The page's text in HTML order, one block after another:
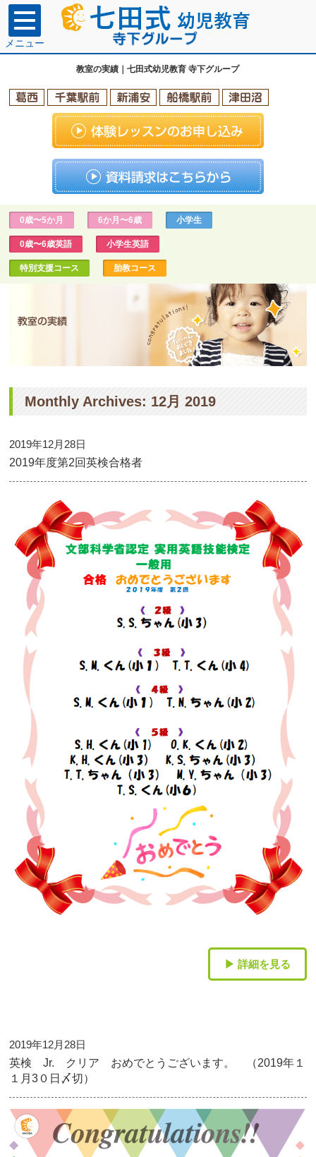
教室の実績｜七田式幼児教育 寺下グループ
メニュー
0歳〜5か月 6か月〜6歳 小学生
0歳〜6歳英語 小学生英語
特別支援コース 胎教コース
Monthly Archives: 12月 2019
2019年12月28日
2019年度第2回英検合格者
▶ 詳細を見る
2019年12月28日
英検 Jr. クリア おめでとうございます。 （2019年１
１月3０日〆切）